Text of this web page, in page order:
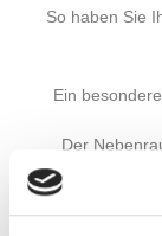
So haben Sie
Ein
Der
direkten